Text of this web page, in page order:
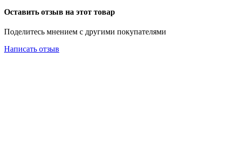
Оставить отзыв на этот товар
Поделитесь мнением с другими покупателями
Написать отзыв